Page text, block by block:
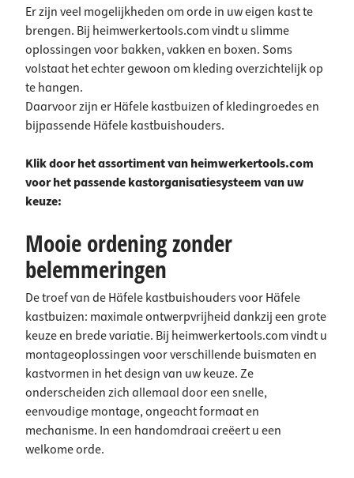
Er zijn veel mogelijkheden om orde in uw eigen kast te
brengen. Bij heimwerkertools.com vindt u slimme
oplossingen voor bakken, vakken en boxen. Soms
volstaat het echter gewoon om kleding overzichtelijk op
te hangen.
Daarvoor zijn er Häfele kastbuizen of kledingroedes en
bijpassende Häfele kastbuishouders.
Klik door het assortiment van heimwerkertools.com
voor het passende kastorganisatiesysteem van uw
keuze:
Mooie ordening zonder
belemmeringen
De troef van de Häfele kastbuishouders voor Häfele
kastbuizen: maximale ontwerpvrijheid dankzij een grote
keuze en brede variatie. Bij heimwerkertools.com vindt u
montageoplossingen voor verschillende buismaten en
kastvormen in het design van uw keuze. Ze
onderscheiden zich allemaal door een snelle,
eenvoudige montage, ongeacht formaat en
mechanisme. In een handomdraai creëert u een
welkome orde.